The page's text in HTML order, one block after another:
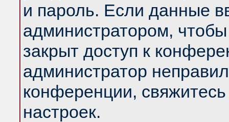
и пароль. Если данные
администратором,
закрыт доступ к
администратор
конференции,
настроек.